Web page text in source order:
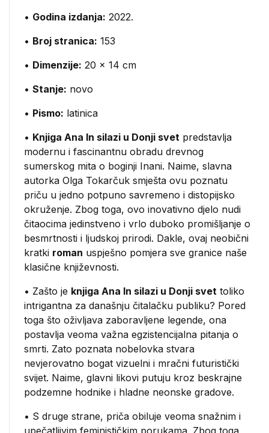
• Godina izdanja: 2022.
• Broj stranica: 153
• Dimenzije: 20 x 14 cm
• Stanje: novo
• Pismo: latinica
• Knjiga Ana In silazi u Donji svet predstavlja
modernu i fascinantnu obradu drevnog
sumerskog mita o boginji Inani. Naime, slavna
autorka Olga Tokarčuk smješta ovu poznatu
priču u jedno potpuno savremeno i distopijsko
okruženje. Zbog toga, ovo inovativno djelo nudi
čitaocima jedinstveno i vrlo duboko promišljanje o
besmrtnosti i ljudskoj prirodi. Dakle, ovaj neobični
kratki roman uspješno pomjera sve granice naše
klasične književnosti.
• Zašto je knjiga Ana In silazi u Donji svet toliko
intrigantna za današnju čitalačku publiku? Pored
toga što oživljava zaboravljene legende, ona
postavlja veoma važna egzistencijalna pitanja o
smrti. Zato poznata nobelovka stvara
nevjerovatno bogat vizuelni i mračni futuristički
svijet. Naime, glavni likovi putuju kroz beskrajne
podzemne hodnike i hladne neonske gradove.
• S druge strane, priča obiluje veoma snažnim i
upečatljivim feminističkim porukama. Zbog toga,